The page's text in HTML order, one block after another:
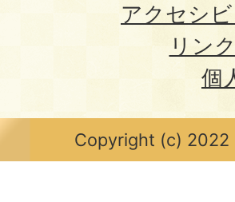
アクセシ
リン
個
Copyright (c) 2022